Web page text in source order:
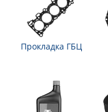
Прокладка ГБЦ